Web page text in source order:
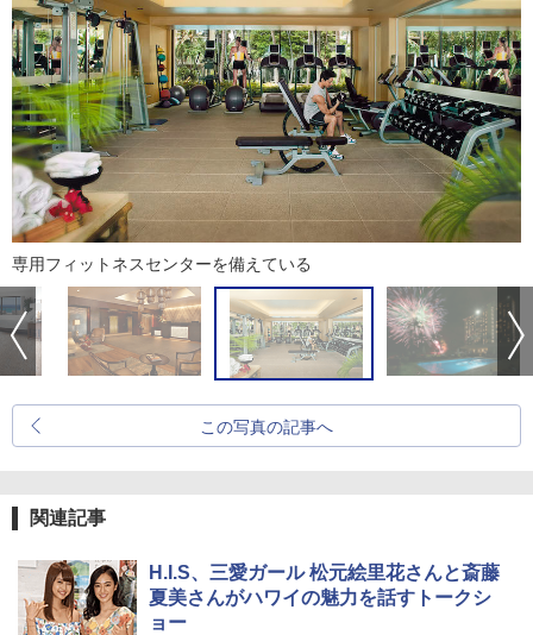
専用フィットネスセンターを備えている
この写真の記事へ
関連記事
H.I.S、三愛ガール 松元絵里花さんと斎藤
夏美さんがハワイの魅力を話すトークシ
ョー